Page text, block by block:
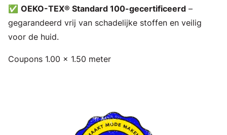
✅ OEKO-TEX® Standard 100-gecertificeerd –
gegarandeerd vrij van schadelijke stoffen en veilig
voor de huid.
Coupons 1.00 x 1.50 meter